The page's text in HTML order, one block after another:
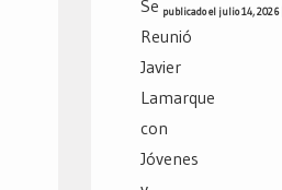
publicado el julio 14, 2026|